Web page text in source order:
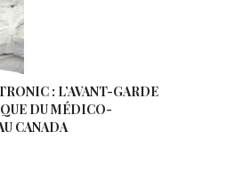
: L’AVANT-GARDE
DU MÉDICO-
CANADA